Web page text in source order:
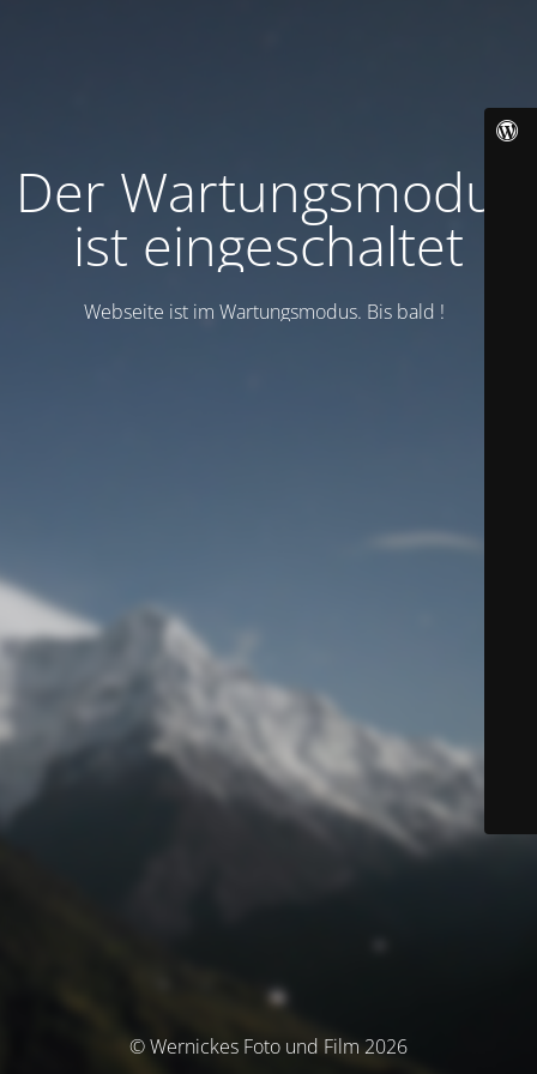
Der Wartungsmodus
ist eingeschaltet
Webseite ist im Wartungsmodus. Bis bald !
© Wernickes Foto und Film 2026